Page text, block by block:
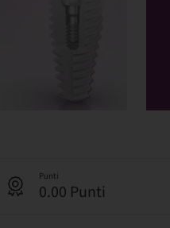
Punti
0.00 Punti